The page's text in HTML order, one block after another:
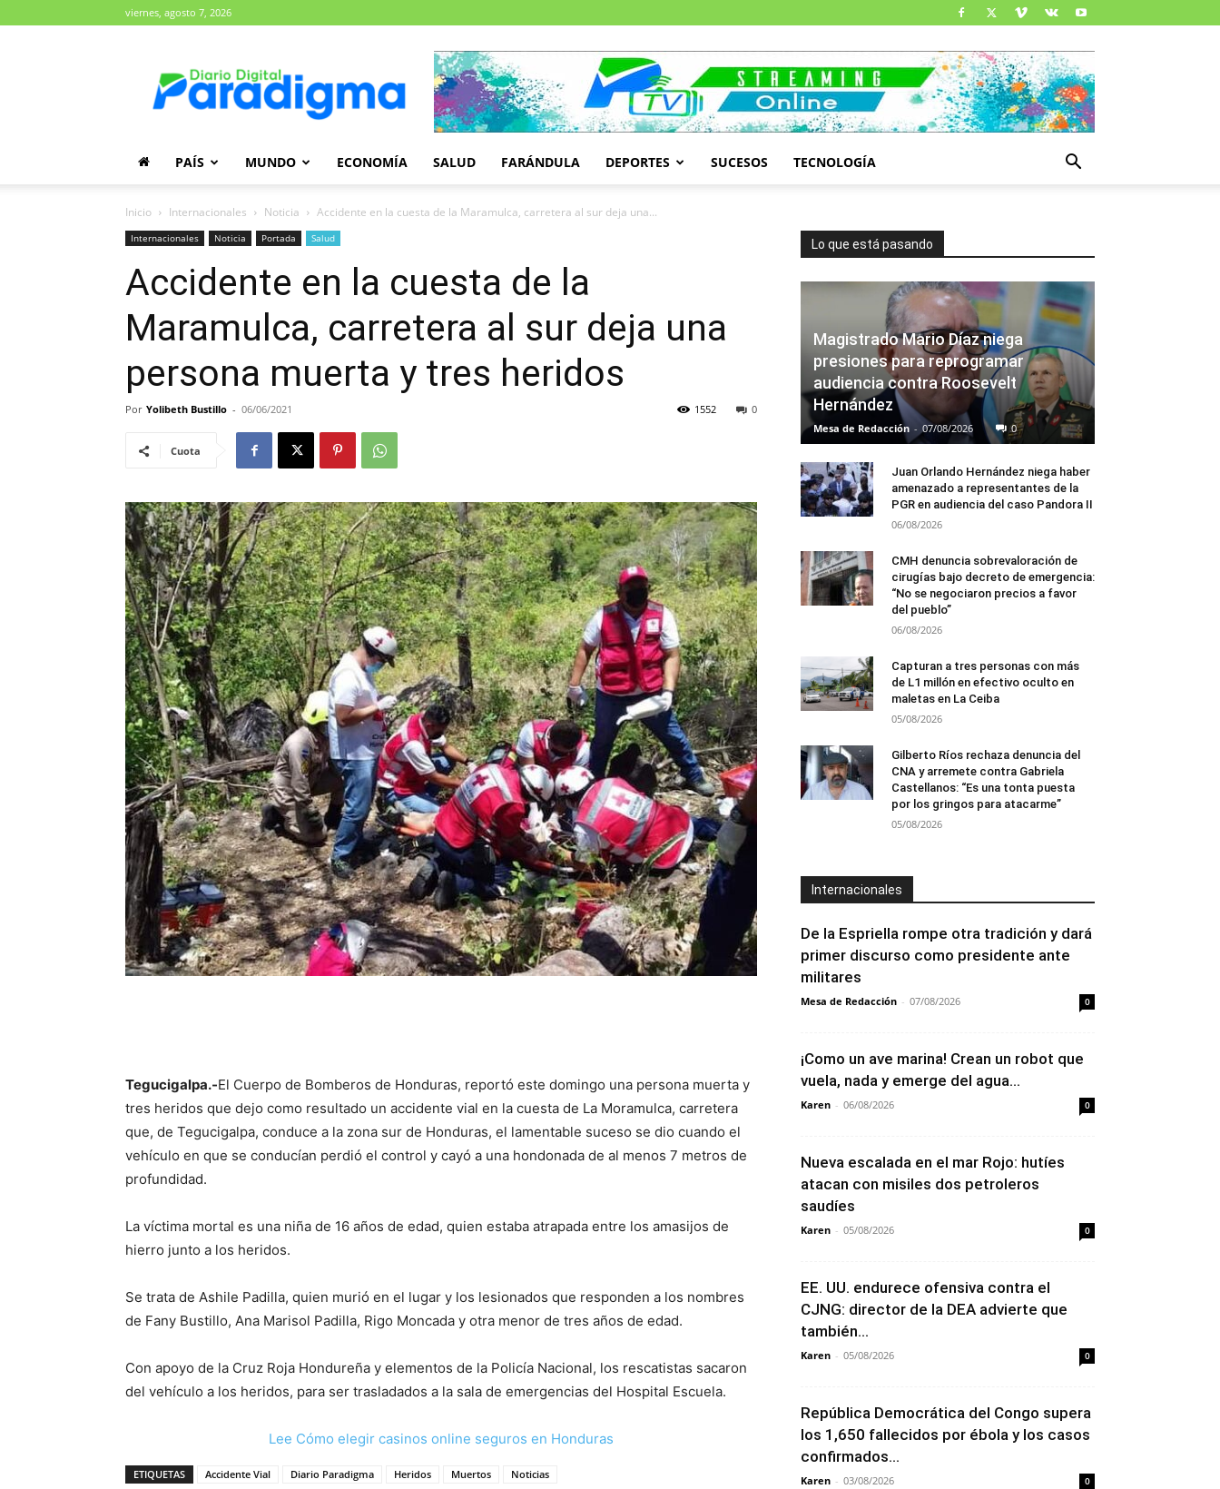
viernes, agosto 7, 2026
Paradigma
PAÍS MUNDO ECONOMÍA SALUD FARÁNDULA DEPORTES SUCESOS TECNOLOGÍA
Inicio Internacionales Noticia Accidente en la cuesta de la Maramulca, carretera al sur deja una...
Internacionales Noticia Portada Salud
Accidente en la cuesta de la
Maramulca, carretera al sur deja una
persona muerta y tres heridos
Por Yolibeth Bustillo - 06/06/2021 0
1552
Cuota
Tegucigalpa.-El Cuerpo de Bomberos de Honduras, reportó este domingo una persona muerta y
tres heridos que dejo como resultado un accidente vial en la cuesta de La Moramulca, carretera
que, de Tegucigalpa, conduce a la zona sur de Honduras, el lamentable suceso se dio cuando el
vehículo en que se conducían perdió el control y cayó a una hondonada de al menos 7 metros de
profundidad.
La víctima mortal es una niña de 16 años de edad, quien estaba atrapada entre los amasijos de
hierro junto a los heridos.
Se trata de Ashile Padilla, quien murió en el lugar y los lesionados que responden a los nombres
de Fany Bustillo, Ana Marisol Padilla, Rigo Moncada y otra menor de tres años de edad.
Con apoyo de la Cruz Roja Hondureña y elementos de la Policía Nacional, los rescatistas sacaron
del vehículo a los heridos, para ser trasladados a la sala de emergencias del Hospital Escuela.
Lee Cómo elegir casinos online seguros en Honduras
ETIQUETAS Accidente Vial Diario Paradigma Heridos Muertos Noticias
Lo que está pasando
Magistrado Mario Díaz niega
presiones para reprogramar
audiencia contra Roosevelt
Hernández
Mesa de Redacción - 07/08/2026 0
Juan Orlando Hernández niega haber
amenazado a representantes de la
PGR en audiencia del caso Pandora II
06/08/2026
CMH denuncia sobrevaloración de
cirugías bajo decreto de emergencia:
“No se negociaron precios a favor
del pueblo”
06/08/2026
Capturan a tres personas con más
de L1 millón en efectivo oculto en
maletas en La Ceiba
05/08/2026
Gilberto Ríos rechaza denuncia del
CNA y arremete contra Gabriela
Castellanos: “Es una tonta puesta
por los gringos para atacarme”
05/08/2026
Internacionales
De la Espriella rompe otra tradición y dará
primer discurso como presidente ante
militares
Mesa de Redacción - 07/08/2026 0
¡Como un ave marina! Crean un robot que
vuela, nada y emerge del agua...
Karen - 06/08/2026 0
Nueva escalada en el mar Rojo: hutíes
atacan con misiles dos petroleros
saudíes
Karen - 05/08/2026 0
EE. UU. endurece ofensiva contra el
CJNG: director de la DEA advierte que
también...
Karen - 05/08/2026 0
República Democrática del Congo supera
los 1,650 fallecidos por ébola y los casos
confirmados...
Karen - 03/08/2026 0